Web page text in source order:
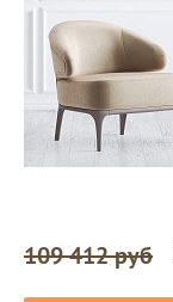
109 412 руб